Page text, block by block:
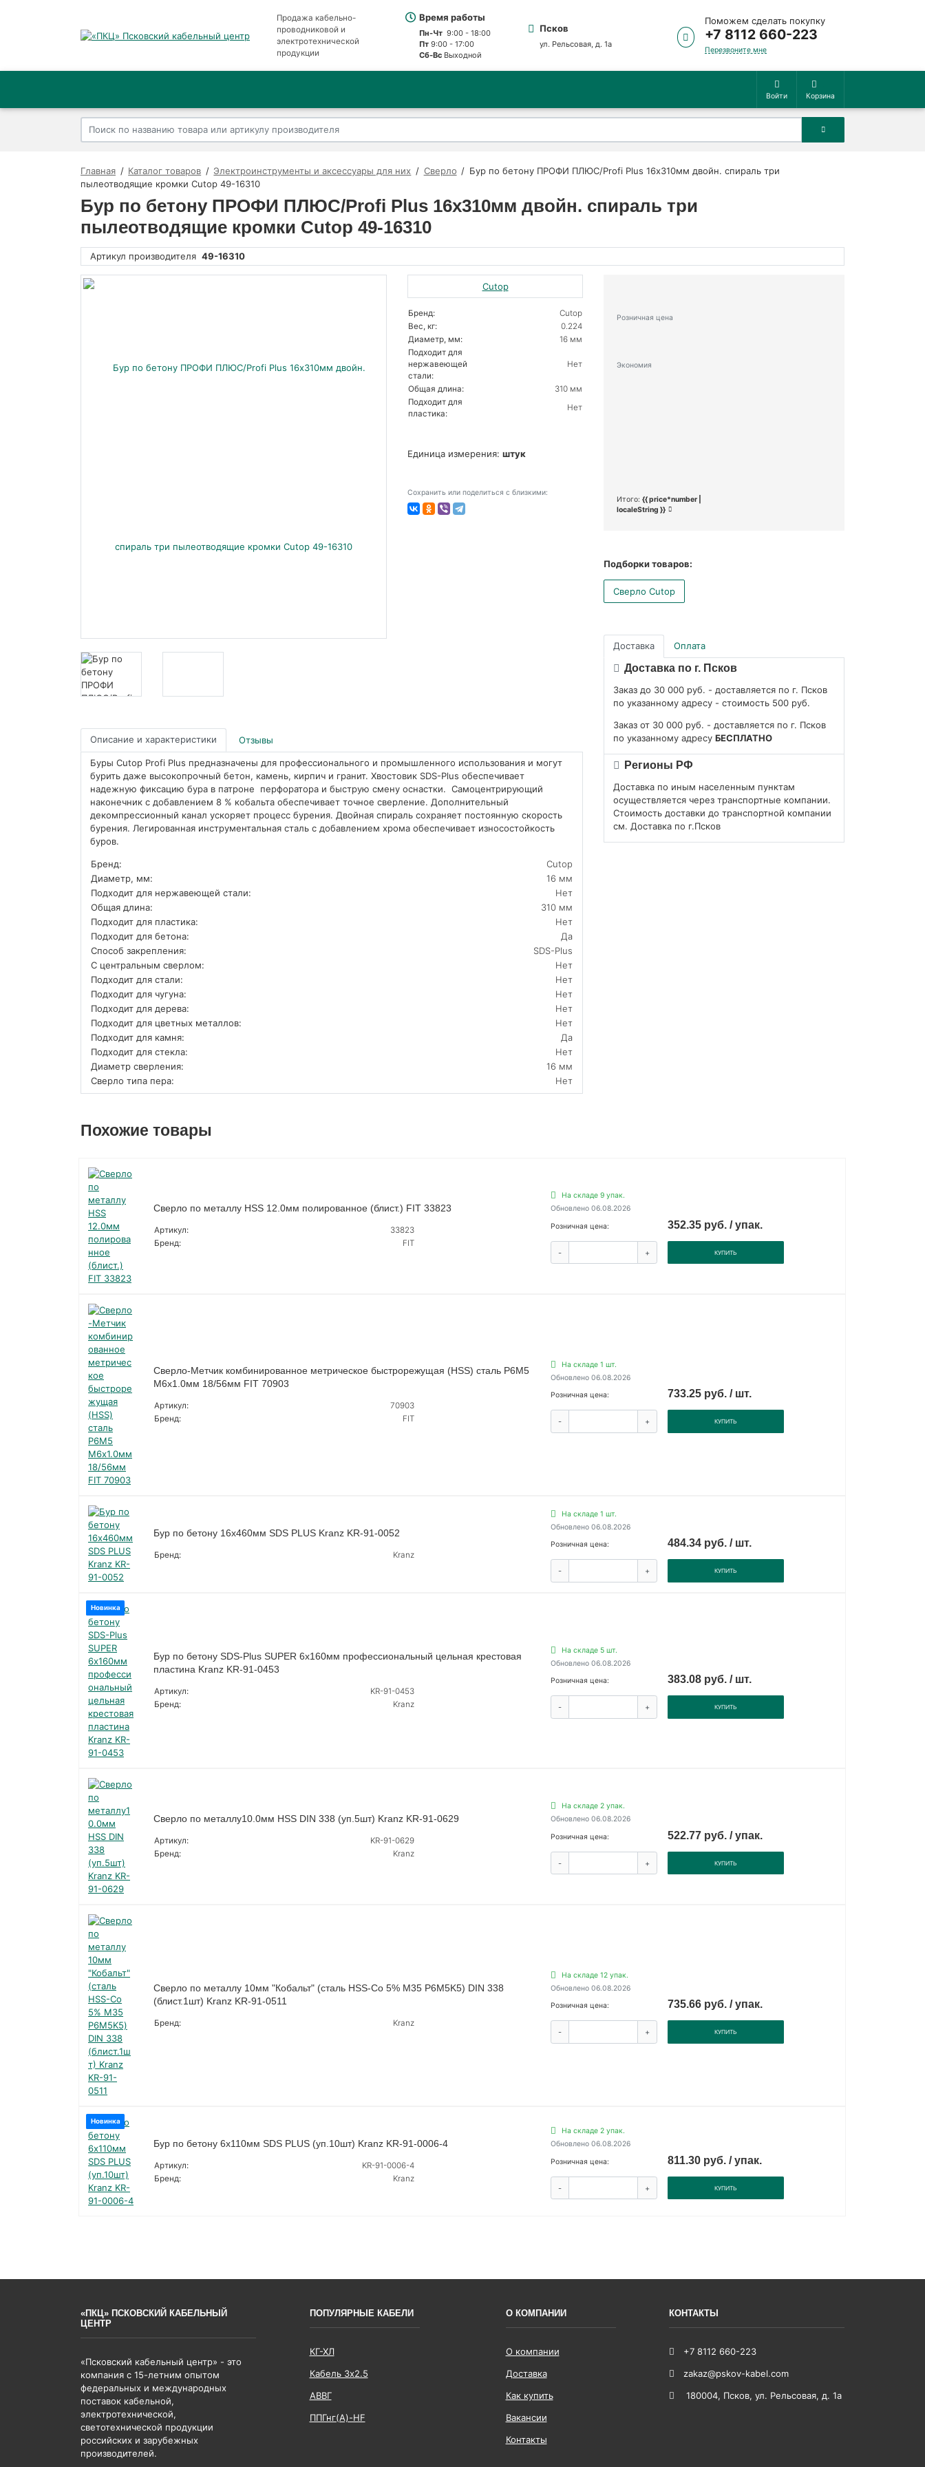
Продажа кабельно-
проводниковой и
электротехнической
продукции
Время работы
Пн-Чт9:00 - 18:00
Пт9:00 - 17:00
Сб-ВсВыходной
Псков
ул. Рельсовая, д. 1а
Поможем сделать покупку
+7 8112 660-223
Перезвоните мне
Войти Корзина
Главная Каталог товаров Электроинструменты и аксессуары для них Сверло
Бур по бетону ПРОФИ ПЛЮС/Profi Plus 16х310мм двойн. спираль три
пылеотводящие кромки Cutop 49-16310
Бур по бетону ПРОФИ ПЛЮС/Profi Plus 16х310мм двойн. спираль три
пылеотводящие кромки Cutop 49-16310
Артикул производителя 49-16310
Cutop
Бренд:
Cutop
Вес, кг:
0.224
Диаметр, мм:
16 мм
Подходит для
нержавеющей
стали:
Нет
Общая длина:
310 мм
Подходит для
пластика:
Нет
Единица измерения: штук
Сохранить или поделиться с близкими:
Розничная цена
Экономия
Итого: {{ price*number |
localeString }}
Подборки товаров:
Сверло Cutop
Доставка Оплата
Доставка по г. Псков
Заказ до 30 000 руб. - доставляется по г. Псков
по указанному адресу - стоимость 500 руб.
Заказ от 30 000 руб. - доставляется по г. Псков
по указанному адресу БЕСПЛАТНО
Регионы РФ
Доставка по иным населенным пунктам
осуществляется через транспортные компании.
Стоимость доставки до транспортной компании
см. Доставка по г.Псков
Описание и характеристики Отзывы
Буры Cutop Profi Plus предназначены для профессионального и промышленного использования и могут
бурить даже высокопрочный бетон, камень, кирпич и гранит. Хвостовик SDS-Plus обеспечивает
надежную фиксацию бура в патроне перфоратора и быструю смену оснастки. Самоцентрирующий
наконечник с добавлением 8 % кобальта обеспечивает точное сверление. Дополнительный
декомпрессионный канал ускоряет процесс бурения. Двойная спираль сохраняет постоянную скорость
бурения. Легированная инструментальная сталь с добавлением хрома обеспечивает износостойкость
буров.
Бренд:
Cutop
Диаметр, мм:
16 мм
Подходит для нержавеющей стали:
Нет
Общая длина:
310 мм
Подходит для пластика:
Нет
Подходит для бетона:
Да
Способ закрепления:
SDS-Plus
С центральным сверлом:
Нет
Подходит для стали:
Нет
Подходит для чугуна:
Нет
Подходит для дерева:
Нет
Подходит для цветных металлов:
Нет
Подходит для камня:
Да
Подходит для стекла:
Нет
Диаметр сверления:
16 мм
Сверло типа пера:
Нет
Похожие товары
Сверло по металлу HSS 12.0мм полированное (блист.) FIT 33823
Артикул:
33823
Бренд:
FIT
На складе 9 упак.
Обновлено 06.08.2026
Розничная цена:
352.35 руб. / упак.
- + КУПИТЬ
Сверло-Метчик комбинированное метрическое быстрорежущая (HSS) сталь Р6М5
М6х1.0мм 18/56мм FIT 70903
Артикул:
70903
Бренд:
FIT
На складе 1 шт.
Обновлено 06.08.2026
Розничная цена:
733.25 руб. / шт.
- + КУПИТЬ
Бур по бетону 16х460мм SDS PLUS Kranz KR-91-0052
Бренд: Kranz
На складе 1 шт.
Обновлено 06.08.2026
Розничная цена:
484.34 руб. / шт.
- + КУПИТЬ
Новинка
Бур по бетону SDS-Plus SUPER 6х160мм профессиональный цельная крестовая
пластина Kranz KR-91-0453
Артикул:
KR-91-0453
Бренд:
Kranz
На складе 5 шт.
Обновлено 06.08.2026
Розничная цена:
383.08 руб. / шт.
- + КУПИТЬ
Сверло по металлу10.0мм HSS DIN 338 (уп.5шт) Kranz KR-91-0629
Артикул:
KR-91-0629
Бренд:
Kranz
На складе 2 упак.
Обновлено 06.08.2026
Розничная цена:
522.77 руб. / упак.
- + КУПИТЬ
Сверло по металлу 10мм "Кобальт" (сталь HSS-Co 5% M35 P6M5K5) DIN 338
(блист.1шт) Kranz KR-91-0511
Бренд: Kranz
На складе 12 упак.
Обновлено 06.08.2026
Розничная цена:
735.66 руб. / упак.
- + КУПИТЬ
Новинка
Бур по бетону 6x110мм SDS PLUS (уп.10шт) Kranz KR-91-0006-4
Артикул:
KR-91-0006-4
Бренд:
Kranz
На складе 2 упак.
Обновлено 06.08.2026
Розничная цена:
811.30 руб. / упак.
- + КУПИТЬ
«ПКЦ» ПСКОВСКИЙ КАБЕЛЬНЫЙ
ЦЕНТР
«Псковский кабельный центр» - это
компания с 15-летним опытом
федеральных и международных
поставок кабельной,
электротехнической,
светотехнической продукции
российских и зарубежных
производителей.
ПОПУЛЯРНЫЕ КАБЕЛИ
КГ-ХЛ
Кабель 3x2.5
АВВГ
ППГнг(А)-HF
О КОМПАНИИ
О компании
Доставка
Как купить
Вакансии
Контакты
КОНТАКТЫ
+7 8112 660-223
zakaz@pskov-kabel.com
180004, Псков, ул. Рельсовая, д. 1а